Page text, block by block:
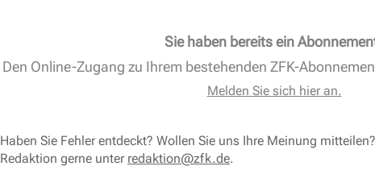
Sie haben bereits ein
Den Online-Zugang zu Ihrem bestehenden ZFK-
Melden Sie sich hier an.
Haben Sie Fehler entdeckt? Wollen Sie uns Ihre Meinung
Redaktion gerne unter redaktion@zfk.de.